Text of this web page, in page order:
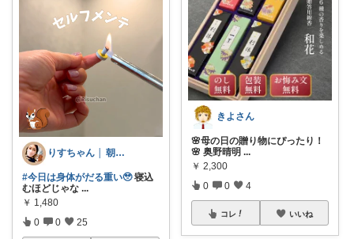
りすちゃん │ 朝コレ
#今日は身体がだる重い🥹寝込
むほどじゃな ...
￥ 1,480
0 0 25
きよさん
🌸母の日の贈り物にぴったり！
🌸 奥野晴明 ...
￥ 2,300
0 0 4
コレ いいね